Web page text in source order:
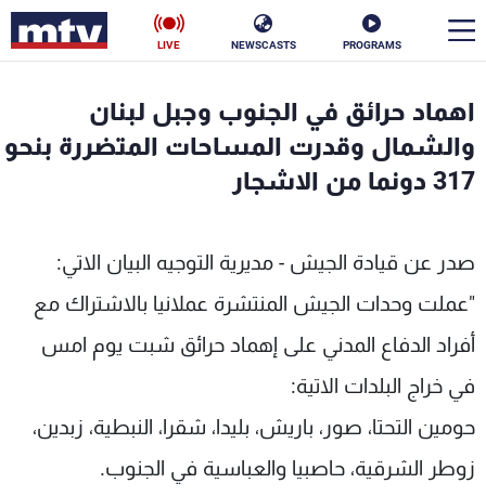
PROGRAMS
NEWSCASTS
LIVE
اهماد حرائق في الجنوب وجبل لبنان
والشمال وقدرت المساحات المتضررة بنحو
317 دونما من الاشجار
صدر عن قيادة الجيش - مديرية التوجيه البيان الاتي:
"عملت وحدات الجيش المنتشرة عملانيا بالاشتراك مع
أفراد الدفاع المدني على إهماد حرائق شبت يوم امس
في خراج البلدات الاتية:
حومين التحتا، صور، باريش، بليدا، شقرا، النبطية، زبدين،
زوطر الشرقية، حاصبيا والعباسية في الجنوب.
الأخبار
سياسة ناس
منوعات رياضة
كأس العالم
جدول البرامج